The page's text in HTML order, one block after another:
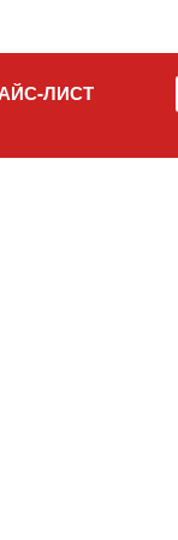
ЛИСТ